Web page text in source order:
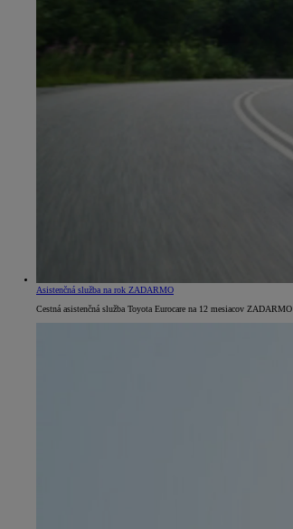
vr. zvýhodnenia1 300 €
a bonusu za výkup800 €
Asistenčná služba na rok ZADARMO
Cestná asistenčná služba Toyota Eurocare na 12 mesiacov ZADARMO